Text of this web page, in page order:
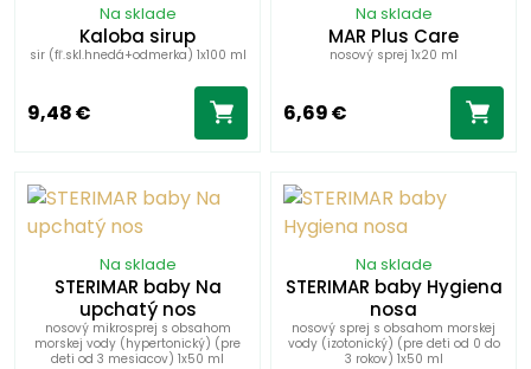
Na sklade
Kaloba sirup
sir (fľ.skl.hnedá+odmerka) 1x100 ml
9,48 €
Na sklade
MAR Plus Care
nosový sprej 1x20 ml
6,69 €
Na sklade
STERIMAR baby Na
upchatý nos
nosový mikrosprej s obsahom
morskej vody (hypertonický) (pre
deti od 3 mesiacov) 1x50 ml
Na sklade
STERIMAR baby Hygiena
nosa
nosový sprej s obsahom morskej
vody (izotonický) (pre deti od 0 do
3 rokov) 1x50 ml